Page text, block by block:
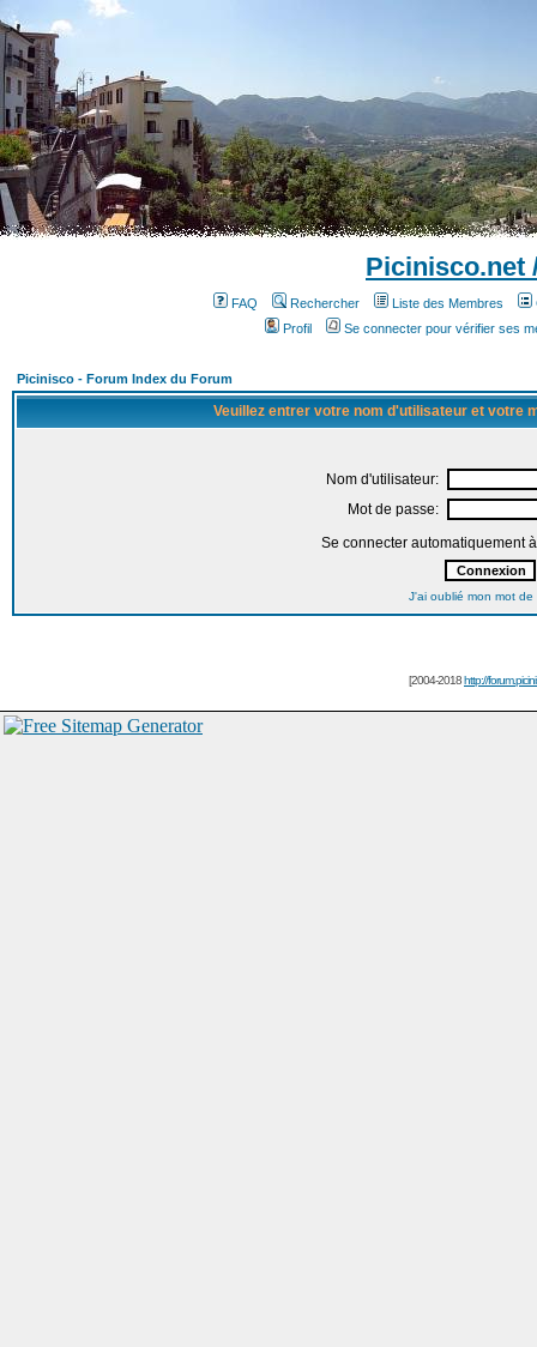
Picinisco.net
FAQ Rechercher Liste des Membres
Profil
Se connecter pour vérifier ses
Picinisco - Forum Index du Forum
Veuillez entrer votre nom d'utilisateur et votre
Nom d'utilisateur:
Mot de passe:
Se connecter automatiquement
J'ai oublié mon mot de
[2004-2018http://